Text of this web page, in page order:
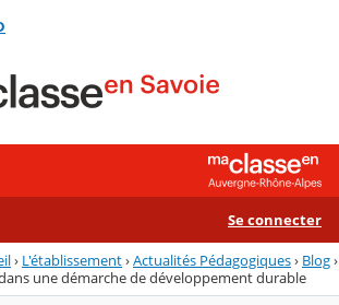
Se connecter
› L'établissement›Actualités Pédagogiques› Blog›
une démarche de développement durable